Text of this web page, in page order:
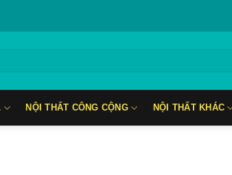
NỘI THẤT CÔNG CỘNG NỘI THẤT KHÁC